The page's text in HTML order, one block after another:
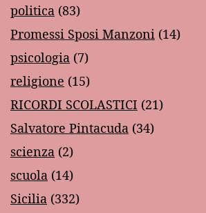
politica (83)
Promessi Sposi Manzoni (14)
psicologia (7)
religione (15)
RICORDI SCOLASTICI (21)
Salvatore Pintacuda (34)
scienza (2)
scuola (14)
Sicilia (332)